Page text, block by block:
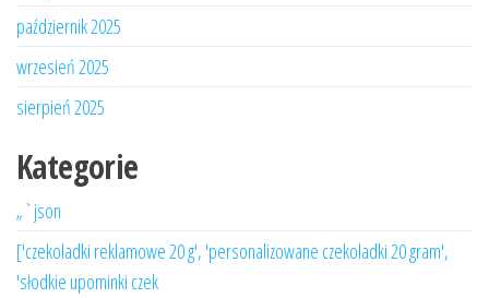
październik 2025
wrzesień 2025
sierpień 2025
Kategorie
„`json
['czekoladki reklamowe 20 g', 'personalizowane czekoladki 20 gram',
'słodkie upominki czek